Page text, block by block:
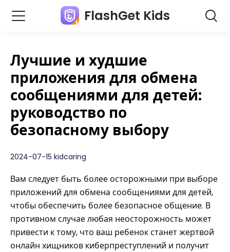
FlashGet Kids
Лучшие и худшие
приложения для обмена
сообщениями для детей:
руководство по
безопасному выбору
2024-07-15 kidcaring
Вам следует быть более осторожными при выборе
приложений для обмена сообщениями для детей,
чтобы обеспечить более безопасное общение. В
противном случае любая неосторожность может
привести к тому, что ваш ребенок станет жертвой
онлайн хищников киберпреступлений и получит